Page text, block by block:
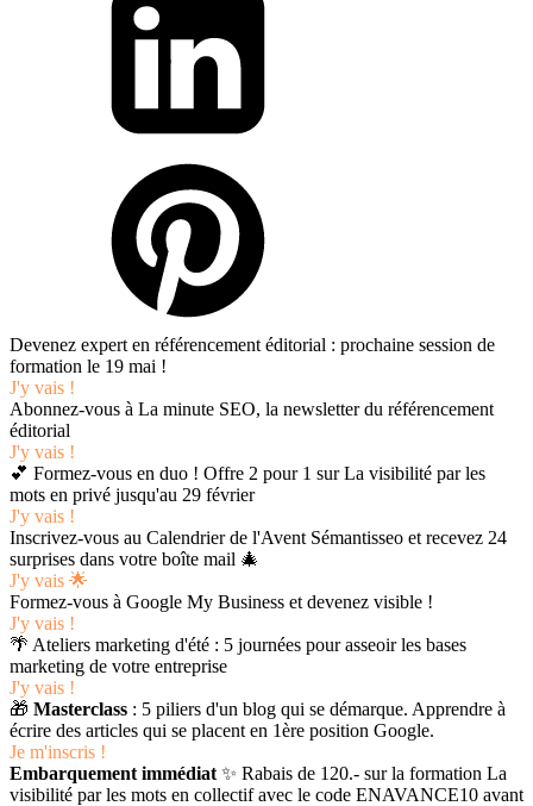
Devenez expert en référencement éditorial : prochaine session de
formation le 19 mai !
J'y vais !
Abonnez-vous à La minute SEO, la newsletter du référencement
éditorial
J'y vais !
💕 Formez-vous en duo ! Offre 2 pour 1 sur La visibilité par les
mots en privé jusqu'au 29 février
J'y vais !
Inscrivez-vous au Calendrier de l'Avent Sémantisseo et recevez 24
surprises dans votre boîte mail 🎄
J'y vais 🌟
Formez-vous à Google My Business et devenez visible !
J'y vais !
🌴 Ateliers marketing d'été : 5 journées pour asseoir les bases
marketing de votre entreprise
J'y vais !
🎁 Masterclass : 5 piliers d'un blog qui se démarque. Apprendre à
écrire des articles qui se placent en 1ère position Google.
Je m'inscris !
Embarquement immédiat ✨ Rabais de 120.- sur la formation La
visibilité par les mots en collectif avec le code ENAVANCE10 avant